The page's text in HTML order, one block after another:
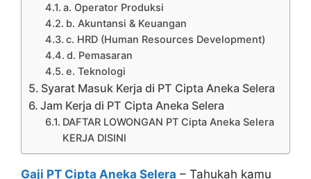
a. Operator Produksi
b. Akuntansi & Keuangan
c. HRD (Human Resources Development)
d. Pemasaran
e. Teknologi
Syarat Masuk Kerja di PT Cipta Aneka Selera
Jam Kerja di PT Cipta Aneka Selera
DAFTAR LOWONGAN PT Cipta Aneka Selera
KERJA DISINI
Gaji PT Cipta Aneka Selera – Tahukah kamu